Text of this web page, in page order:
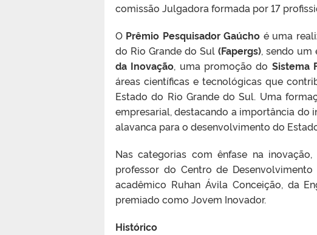
comissão Julgadora formada por 17
O Prêmio Pesquisador Gaúcho é uma
do Rio Grande do Sul (Fapergs), sendo um
da Inovação, uma promoção do Sistema
áreas científicas e tecnológicas que
Estado do Rio Grande do Sul. Uma
empresarial, destacando a importância do
alavanca para o desenvolvimento do
Nas categorias com ênfase na
professor do Centro de
acadêmico Ruhan Ávila Conceição, da
premiado como Jovem Inovador.
Histórico